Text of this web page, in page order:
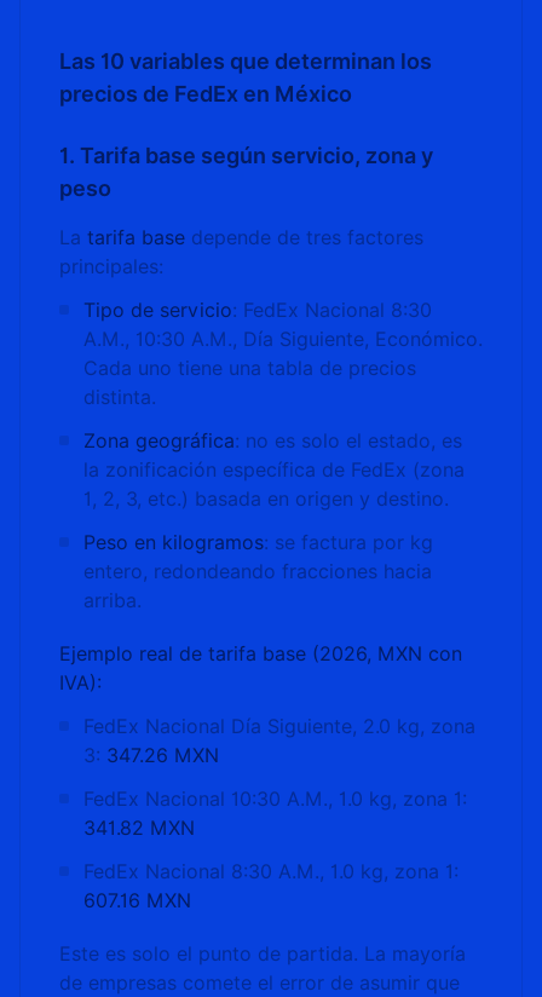
Las 10 variables que determinan los
precios de FedEx en México
1. Tarifa base según servicio, zona y
peso
La tarifa base depende de tres factores
principales:
Tipo de servicio: FedEx Nacional 8:30
A.M., 10:30 A.M., Día Siguiente, Económico.
Cada uno tiene una tabla de precios
distinta.
Zona geográfica: no es solo el estado, es
la zonificación específica de FedEx (zona
1, 2, 3, etc.) basada en origen y destino.
Peso en kilogramos: se factura por kg
entero, redondeando fracciones hacia
arriba.
Ejemplo real de tarifa base (2026, MXN con
IVA):
FedEx Nacional Día Siguiente, 2.0 kg, zona
3: 347.26 MXN
FedEx Nacional 10:30 A.M., 1.0 kg, zona 1:
341.82 MXN
FedEx Nacional 8:30 A.M., 1.0 kg, zona 1:
607.16 MXN
Este es solo el punto de partida. La mayoría
de empresas comete el error de asumir que